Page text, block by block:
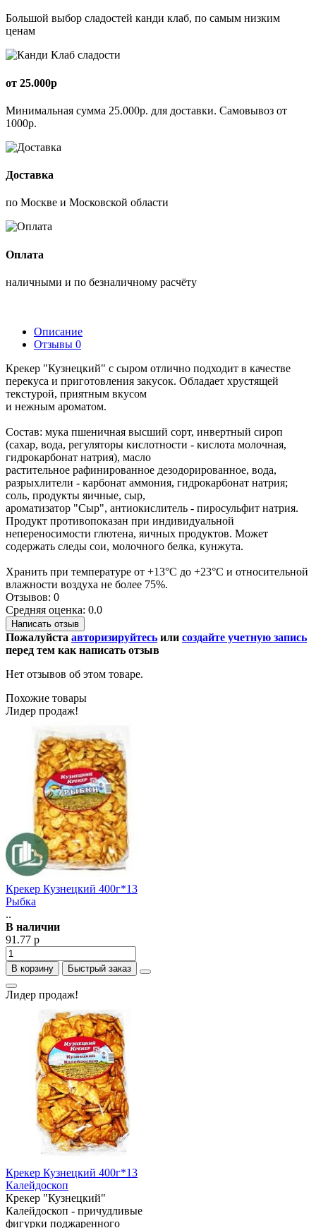
Большой выбор сладостей канди клаб, по самым низким
ценам
от 25.000р
Минимальная сумма 25.000р. для доставки. Самовывоз от
1000р.
Доставка
по Москве и Московской области
Оплата
наличными и по безналичному расчёту
Описание
Отзывы 0
Крекер "Кузнецкий" с сыром отлично подходит в качестве
перекуса и приготовления закусок. Обладает хрустящей
текстурой, приятным вкусом
и нежным ароматом.
Состав: мука пшеничная высший сорт, инвертный сироп
(сахар, вода, регуляторы кислотности - кислота молочная,
гидрокарбонат натрия), масло
растительное рафинированное дезодорированное, вода,
разрыхлители - карбонат аммония, гидрокарбонат натрия;
соль, продукты яичные, сыр,
ароматизатор "Сыр", антиокислитель - пиросульфит натрия.
Продукт противопоказан при индивидуальной
непереносимости глютена, яичных продуктов. Может
содержать следы сои, молочного белка, кунжута.
Хранить при температуре от +13°С до +23°С и относительной
влажности воздуха не более 75%.
Отзывов: 0
Средняя оценка: 0.0
Написать отзыв
Пожалуйста авторизируйтесь или создайте учетную запись
перед тем как написать отзыв
Нет отзывов об этом товаре.
Похожие товары
Лидер продаж!
Крекер Кузнецкий 400г*13
Рыбка
..
В наличии
91.77 р
В корзину Быстрый заказ
Лидер продаж!
Крекер Кузнецкий 400г*13
Калейдоскоп
Крекер "Кузнецкий"
Калейдоскоп - причудливые
фигурки поджаренного